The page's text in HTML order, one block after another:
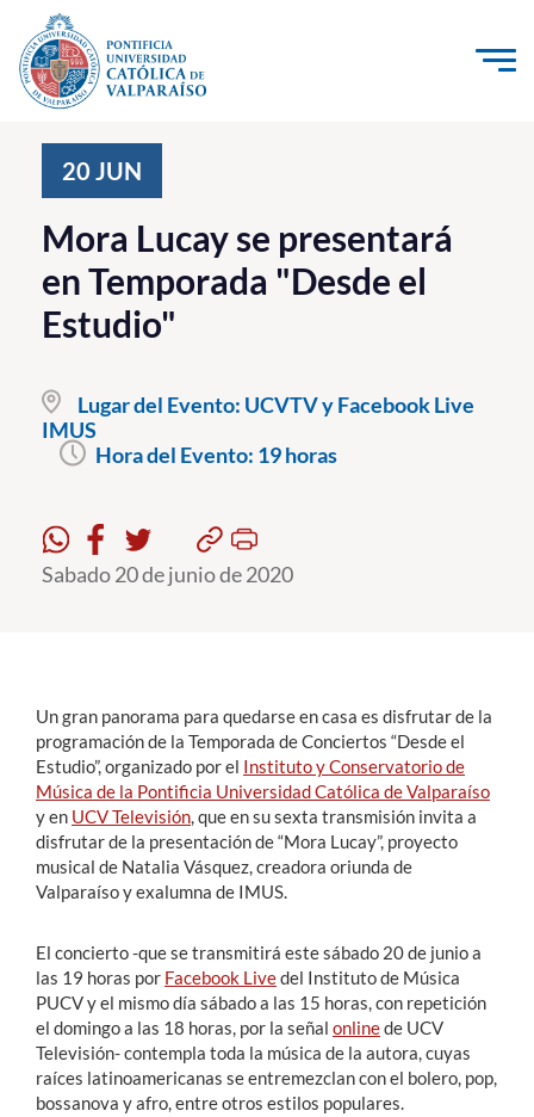
Click acá para ir directamente al contenido
Investigación, Creación e Innovación
PUCV Internacional
Vinculación con el Medio
Pregrado
Postgrado
Formación Continua
Alumni
English
20 JUN
Mora Lucay se presentará
en Temporada "Desde el
Estudio"
Lugar del Evento: UCVTV y Facebook Live
IMUS
Hora del Evento: 19 horas
Sabado 20 de junio de 2020
Un gran panorama para quedarse en casa es disfrutar de la
programación de la Temporada de Conciertos “Desde el
Estudio”, organizado por el Instituto y Conservatorio de
Música de la Pontificia Universidad Católica de Valparaíso
y en UCV Televisión, que en su sexta transmisión invita a
disfrutar de la presentación de “Mora Lucay”, proyecto
musical de Natalia Vásquez, creadora oriunda de
Valparaíso y exalumna de IMUS.
El concierto -que se transmitirá este sábado 20 de junio a
las 19 horas por Facebook Livedel Instituto de Música
PUCV y el mismo día sábado a las 15 horas, con repetición
el domingo a las 18 horas, por la señal onlinede UCV
Televisión- contempla toda la música de la autora, cuyas
raíces latinoamericanas se entremezclan con el bolero, pop,
bossanova y afro, entre otros estilos populares.